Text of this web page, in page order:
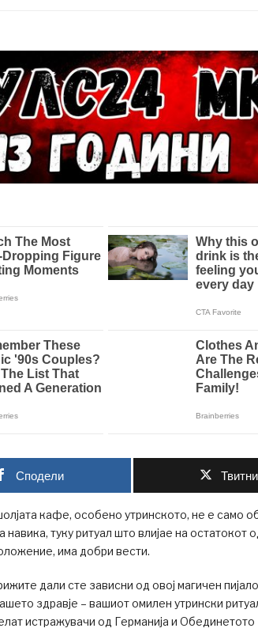
Сподели Твитни
кафе, особено утринското, не е само
навика, туку ритуал што влијае на остатокот
има добри вести.
дали сте зависни од овој магичен
здравје – вашиот омилен утрински
истражувачи од Германија и Обединетото